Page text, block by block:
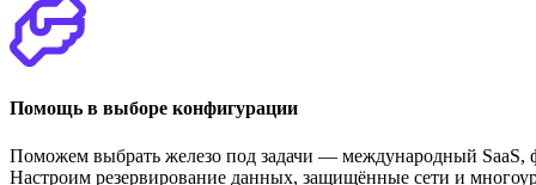
Помощь в выборе конфигурации
Поможем выбрать железо под задачи — международный SaaS,
Настроим резервирование данных, защищённые сети и